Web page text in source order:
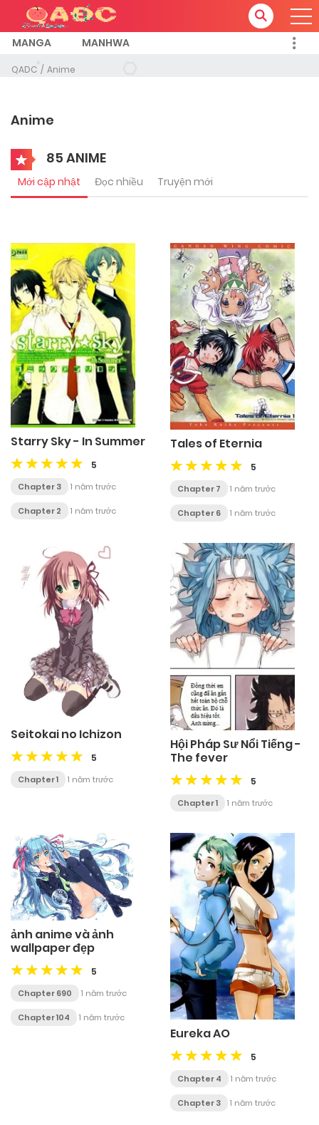
MANGA MANHWA
QADC Anime
Anime
85 ANIME
Mới cập nhật Đọc nhiều Truyện mới
Starry Sky - In Summer
5
Chapter 3 1 năm trước
Chapter 2 1 năm trước
Tales of Eternia
5
Chapter 7 1 năm trước
Chapter 6 1 năm trước
Seitokai no Ichizon
5
Chapter 1 1 năm trước
Hội Pháp Sư Nổi Tiếng -
The fever
5
Chapter 1 1 năm trước
ảnh anime và ảnh
wallpaper đẹp
5
Chapter 690 1 năm trước
Chapter 104 1 năm trước
Eureka AO
5
Chapter 4 1 năm trước
Chapter 3 1 năm trước